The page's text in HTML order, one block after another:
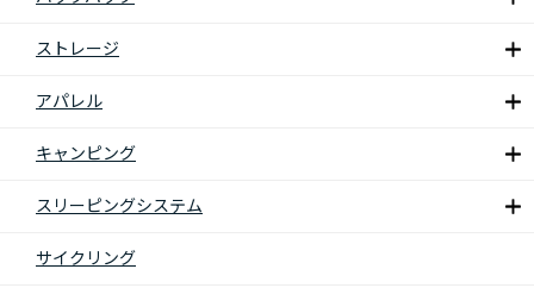
ストレージ
アパレル
キャンピング
スリーピングシステム
サイクリング